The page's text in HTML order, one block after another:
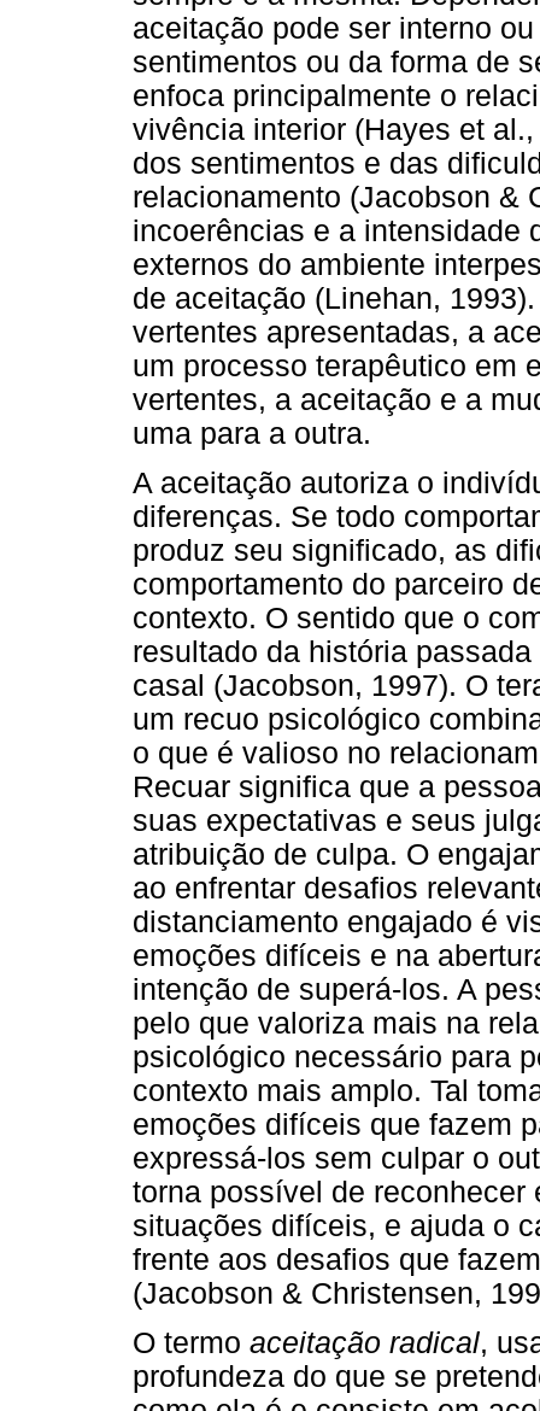
aceitação pode ser interno
sentimentos ou da forma de
enfoca principalmente o
vivência interior (Hayes et
dos sentimentos e das
relacionamento (Jacobson &
incoerências e a intensidade
externos do ambiente
de aceitação (Linehan,
vertentes apresentadas, a
um processo terapêutico em
vertentes, a aceitação e a
uma para a outra.
A aceitação autoriza o
diferenças. Se todo
produz seu significado, as
comportamento do parceiro
contexto. O sentido que o
resultado da história
casal (Jacobson, 1997). O
um recuo psicológico
o que é valioso no
Recuar significa que a
suas expectativas e seus
atribuição de culpa. O
ao enfrentar desafios
distanciamento engajado é
emoções difíceis e na
intenção de superá-los. A
pelo que valoriza mais na
psicológico necessário para
contexto mais amplo. Tal
emoções difíceis que fazem
expressá-los sem culpar o
torna possível de
situações difíceis, e ajuda o
frente aos desafios que
(Jacobson & Christensen,
O termo aceitação radical,
profundeza do que se